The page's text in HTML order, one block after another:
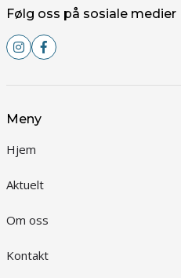
Følg oss på sosiale medier
Meny
Hjem
Aktuelt
Om oss
Kontakt